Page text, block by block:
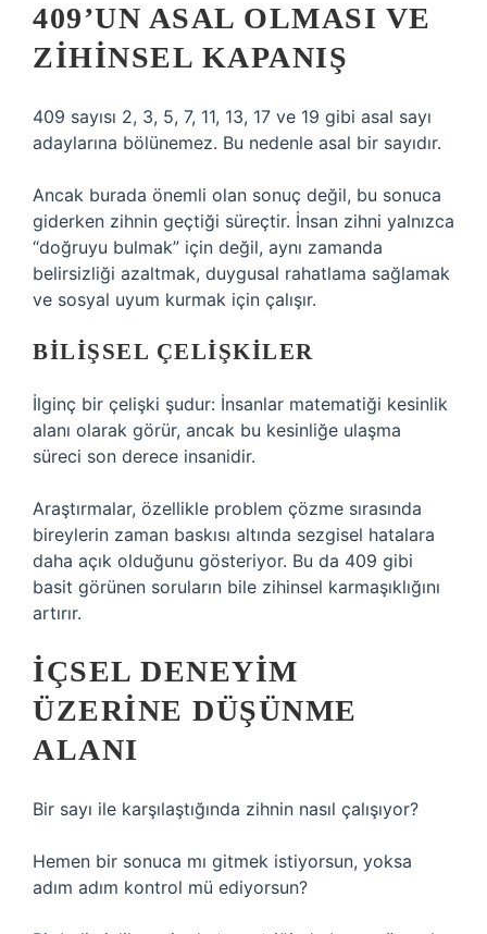
409’UN ASAL OLMASI VE
ZIHINSEL KAPANIŞ
409 sayısı 2, 3, 5, 7, 11, 13, 17 ve 19 gibi asal sayı
adaylarına bölünemez. Bu nedenle asal bir sayıdır.
Ancak burada önemli olan sonuç değil, bu sonuca
giderken zihnin geçtiği süreçtir. İnsan zihni yalnızca
“doğruyu bulmak” için değil, aynı zamanda
belirsizliği azaltmak, duygusal rahatlama sağlamak
ve sosyal uyum kurmak için çalışır.
BILIŞSEL ÇELIŞKILER
İlginç bir çelişki şudur: İnsanlar matematiği kesinlik
alanı olarak görür, ancak bu kesinliğe ulaşma
süreci son derece insanidir.
Araştırmalar, özellikle problem çözme sırasında
bireylerin zaman baskısı altında sezgisel hatalara
daha açık olduğunu gösteriyor. Bu da 409 gibi
basit görünen soruların bile zihinsel karmaşıklığını
artırır.
İÇSEL DENEYIM
ÜZERINE DÜŞÜNME
ALANI
Bir sayı ile karşılaştığında zihnin nasıl çalışıyor?
Hemen bir sonuca mı gitmek istiyorsun, yoksa
adım adım kontrol mü ediyorsun?